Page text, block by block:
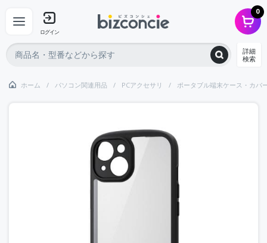
ログイン
0
詳細
検索
ホーム パソコン関連用品 PCアクセサリ ポータブル端末ケース・カバ